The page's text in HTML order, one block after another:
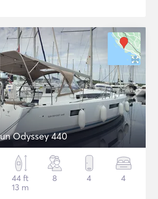
Odyssey 440
44 ft
13 m
8 4 4